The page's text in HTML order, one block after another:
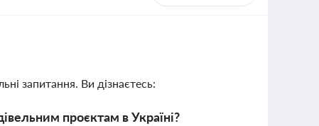
запитання. Ви дізнаєтесь:
проєктам в Україні?